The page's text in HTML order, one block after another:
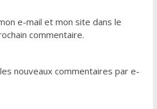
e-mail et mon site dans le
commentaire.
nouveaux commentaires par e-